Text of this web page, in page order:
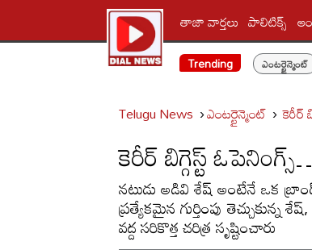
తాజా వార్తలు పాలిటిక్స్‌
Trending
ఎంటర్టైన్మెంట్
Telugu News ఎంటర్టైన్మెంట్ కెరీర్‌
కెరీర్‌ బిగ్గెస్ట్
నటుడు అడివి శేష్ అంటేనే ఒక
ప్రత్యేకమైన గుర్తింపు
వద్ద సరికొత్త చరిత్ర సృష్టించారు